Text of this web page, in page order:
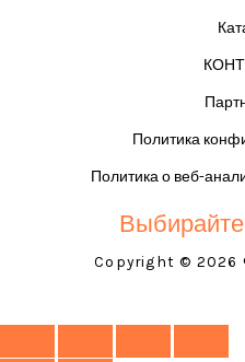
Политика
Политика о веб-
Copyright © 2026